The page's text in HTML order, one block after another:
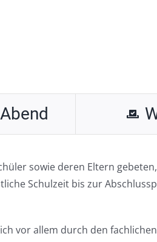
sowie deren Eltern
Schulzeit bis zur
vor allem durch den